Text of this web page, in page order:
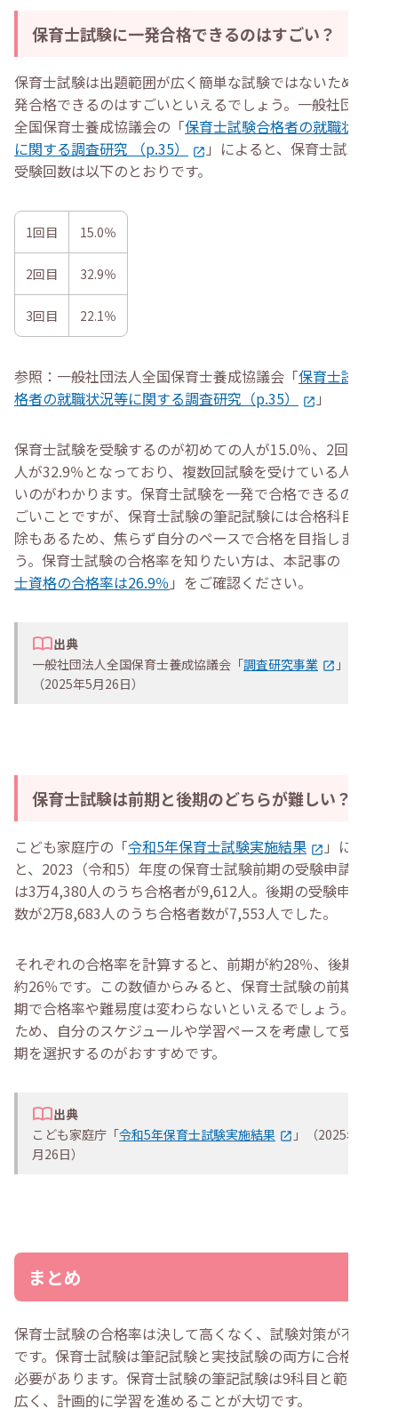
保育士試験に一発合格できるのはすごい？
保育士試験は出題範囲が広く簡単な試験ではないため、一
発合格できるのはすごいといえるでしょう。一般社団法人
全国保育士養成協議会の「保育士試験合格者の就職状況等
に関する調査研究 （p.35）
」によると、保育士試験の
受験回数は以下のとおりです。
1回目 15.0％
2回目 32.9％
3回目 22.1％
参照：一般社団法人全国保育士養成協議会「保育士試験合
格者の就職状況等に関する調査研究（p.35）
」
保育士試験を受験するのが初めての人が15.0％、2回目の
人が32.9％となっており、複数回試験を受けている人が多
いのがわかります。保育士試験を一発で合格できるのはす
ごいことですが、保育士試験の筆記試験には合格科目の免
除もあるため、焦らず自分のペースで合格を目指しましょ
う。保育士試験の合格率を知りたい方は、本記事の「
士資格の合格率は26.9％ 」をご確認ください。
出典
一般社団法人全国保育士養成協議会「調査研究事業
」
（2025年5月26日）
保育士試験は前期と後期のどちらが難しい？
こども家庭庁の「令和5年保育士試験実施結果
」による
と、2023（令和5）年度の保育士試験前期の受験申請者数
は3万4,380人のうち合格者が9,612人。後期の受験申請者
数が2万8,683人のうち合格者数が7,553人でした。
それぞれの合格率を計算すると、前期が約28％、後期が
約26％です。この数値からみると、保育士試験の前期と後
期で合格率や難易度は変わらないといえるでしょう。その
ため、自分のスケジュールや学習ペースを考慮して受験時
期を選択するのがおすすめです。
出典
こども家庭庁「令和5年保育士試験実施結果
」（2025年5
月26日）
まとめ
保育士試験の合格率は決して高くなく、試験対策が不可欠
です。保育士試験は筆記試験と実技試験の両方に合格する
必要があります。保育士試験の筆記試験は9科目と範囲が
広く、計画的に学習を進めることが大切です。